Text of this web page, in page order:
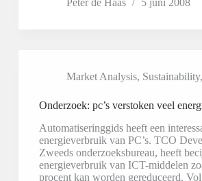
Peter de Haas
5 juni 2008
Market Analysis, Sustainability,
Onderzoek: pc’s verstoken veel
Automatiseringgids heeft een
energieverbruik van PC’s. TCO
Zweeds onderzoeksbureau, heeft
energieverbruik van ICT-middelen
procent kan worden gereduceerd.